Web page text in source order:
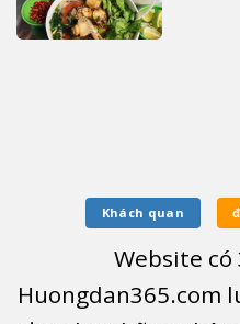
Khách quan
Website có
Huongdan365.com